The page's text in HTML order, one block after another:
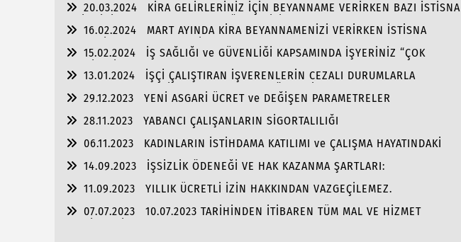
20.03.2024
KİRA GELİRLERİNİZ İÇİN BEYANNAME VERİRKEN BAZI İSTİSNA
ve İNDİRİM HAKLARINIZIN OLDUĞUNU BİLİYOR MUSUNUZ?
16.02.2024
MART AYINDA KİRA BEYANNAMENİZİ VERİRKEN İSTİSNA
(Konut İstisnası 2023 Yılı İçin 21.000,00 TL) UYGULAYACAKSINIZ,
15.02.2024
İŞ SAĞLIĞI ve GÜVENLİĞİ KAPSAMINDA İŞYERİNİZ “ÇOK
TEHLİKELİ” SINIFTA YER ALIYORSA, ONDAN FAZLA ÇALIŞANINIZ
13.01.2024
İŞÇİ ÇALIŞTIRAN İŞVERENLERİN CEZALI DURUMLARLA
KARŞILAŞMAMASI İÇİN UYMASI GEREKEN ÖNEMLİ KURALLAR:
29.12.2023
YENİ ASGARİ ÜCRET ve DEĞİŞEN PARAMETRELER
28.11.2023
YABANCI ÇALIŞANLARIN SİGORTALILIĞI
06.11.2023
KADINLARIN İSTİHDAMA KATILIMI ve ÇALIŞMA HAYATINDAKİ
14.09.2023
İŞSİZLİK ÖDENEĞİ VE HAK KAZANMA ŞARTLARI:
11.09.2023
YILLIK ÜCRETLİ İZİN HAKKINDAN VAZGEÇİLEMEZ.
07.07.2023
10.07.2023 TARİHİNDEN İTİBAREN TÜM MAL VE HİZMET